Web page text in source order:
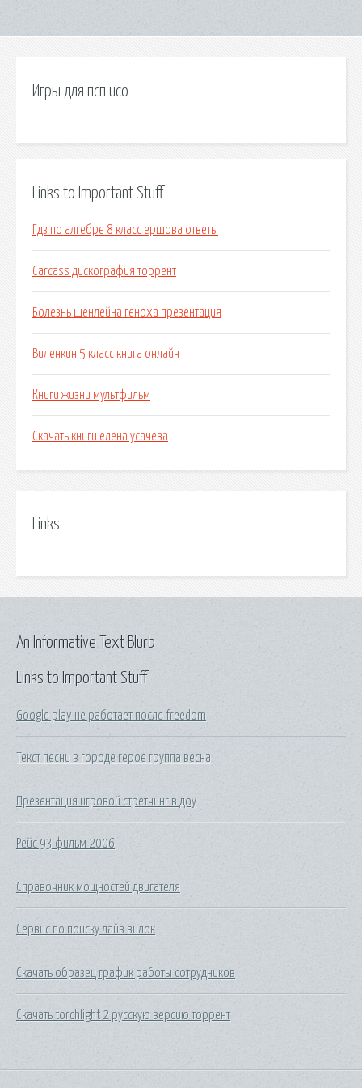
Игры для псп исо
Links to Important Stuff
Гдз по алгебре 8 класс ершова ответы
Carcass дискография торрент
Болезнь шенлейна геноха презентация
Виленкин 5 класс книга онлайн
Книги жизни мультфильм
Скачать книги елена усачева
Links
Links to Important Stuff
Google play не работает после freedom
Текст песни в городе герое группа весна
Презентация игровой стретчинг в доу
Рейс 93 фильм 2006
Справочник мощностей двигателя
Сервис по поиску лайв вилок
Скачать образец график работы сотрудников
Скачать torchlight 2 русскую версию торрент
An Informative Text Blurb